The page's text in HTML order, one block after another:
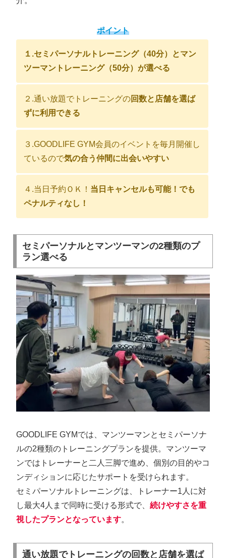
ポイント
１.セミパーソナルトレーニング（40分）とマン
ツーマントレーニング（50分）が選べる
２.通い放題でトレーニングの回数と店舗を選ば
ずに利用できる
３.GOODLIFE GYM会員のイベントを毎月開催し
ているので気の合う仲間に出会いやすい
４.当日予約ＯＫ！ 当日キャンセルも可能！でも
ペナルティなし！
セミパーソナルとマンツーマンの2種類のプ
ラン選べる
GOODLIFE GYMでは、マンツーマンとセミパーソナ
ルの2種類のトレーニングプランを提供。マンツーマ
ンではトレーナーと二人三脚で進め、個別の目的やコ
ンディションに応じたサポートを受けられます。
セミパーソナルトレーニングは、トレーナー1人に対
し最大4人まで同時に受ける形式で、 続けやすさを重
視したプランとなっています。
通い放題でトレーニングの回数と店舗を選ば